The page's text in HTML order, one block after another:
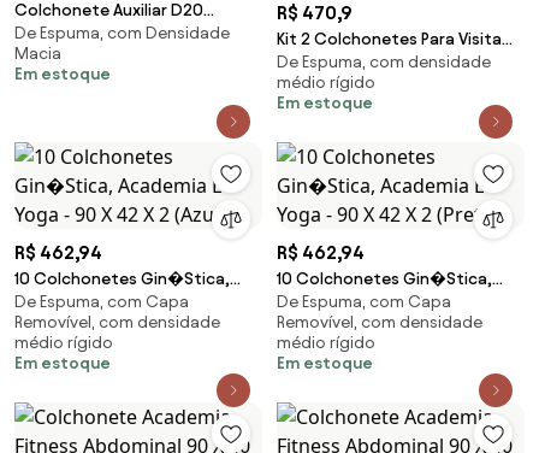
Colchonete Auxiliar D20
Impermeável 95X95X4Cm
Orthovida (Azul)
De Espuma, com Densidade
Macia
Em estoque
R$ 470,9
Kit 2 Colchonetes Para Visita
D33 180X60X4Cm Com Selo Do
Inmetro Dobrá... (Roxo)
De Espuma, com densidade
médio rígido
Em estoque
R$ 462,94
10 Colchonetes Gin�Stica,
Academia E Yoga - 90 X 42 X 2
(Azul)
De Espuma, com Capa
Removível, com densidade
médio rígido
Em estoque
R$ 462,94
10 Colchonetes Gin�Stica,
Academia E Yoga - 90 X 42 X 2
(Preto)
De Espuma, com Capa
Removível, com densidade
médio rígido
Em estoque